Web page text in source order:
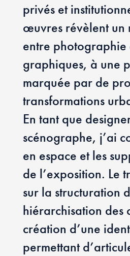
privés et
œuvres révèlent un
entre photographie
graphiques, à une
marquée par de
transformations
En tant que
scénographe, j’ai
en espace et les
de l’exposition. Le
sur la structuration
hiérarchisation des
création d’une
permettant